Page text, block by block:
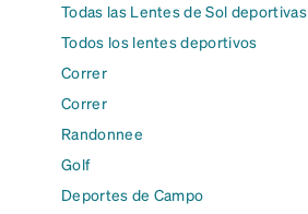
Todas las Lentes de Sol deportivas
Todos los lentes deportivos
Correr
Correr
Randonnee
Golf
Deportes de Campo